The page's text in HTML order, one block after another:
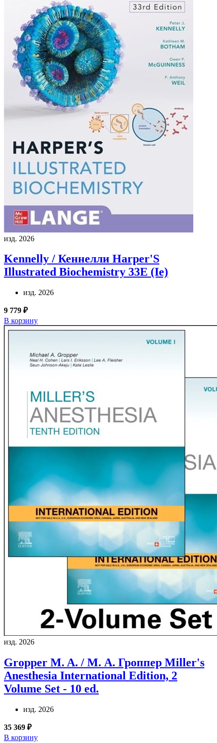
изд. 2026
Kennelly / Кеннелли Harper'S
Illustrated Biochemistry 33E (Ie)
изд. 2026
9 779 ₽
В корзину
изд. 2026
Gropper M. A. / М. А. Гроппер Miller's
Anesthesia International Edition, 2
Volume Set - 10 ed.
изд. 2026
35 369 ₽
В корзину